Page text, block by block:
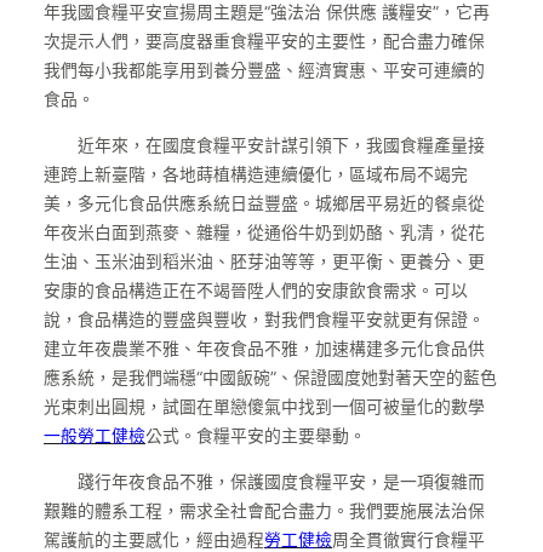
年我國食糧平安宣揚周主題是“強法治 保供應 護糧安”，它再
次提示人們，要高度器重食糧平安的主要性，配合盡力確保
我們每小我都能享用到養分豐盛、經濟實惠、平安可連續的
食品。
近年來，在國度食糧平安計謀引領下，我國食糧產量接
連跨上新臺階，各地蒔植構造連續優化，區域布局不竭完
美，多元化食品供應系統日益豐盛。城鄉居平易近的餐桌從
年夜米白面到燕麥、雜糧，從通俗牛奶到奶酪、乳清，從花
生油、玉米油到稻米油、胚芽油等等，更平衡、更養分、更
安康的食品構造正在不竭晉陞人們的安康飲食需求。可以
說，食品構造的豐盛與豐收，對我們食糧平安就更有保證。
建立年夜農業不雅、年夜食品不雅，加速構建多元化食品供
應系統，是我們端穩“中國飯碗”、保證國度她對著天空的藍色
光束刺出圓規，試圖在單戀傻氣中找到一個可被量化的數學
一般勞工健檢公式。食糧平安的主要舉動。
踐行年夜食品不雅，保護國度食糧平安，是一項復雜而
艱難的體系工程，需求全社會配合盡力。我們要施展法治保
駕護航的主要感化，經由過程勞工健檢周全貫徹實行食糧平